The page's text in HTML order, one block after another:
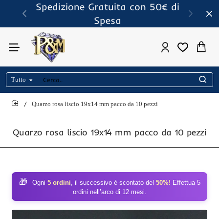
Spedizione Gratuita con 50€ di
Spesa
Tutto
Cerca..
Quarzo rosa liscio 19x14 mm pacco da 10 pezzi
Quarzo rosa liscio 19x14 mm pacco da 10 pezzi
🎁 Ogni 5 ordini, il successivo è scontato del 50%! Effettua 5
ordini nell’arco di 12 mesi.